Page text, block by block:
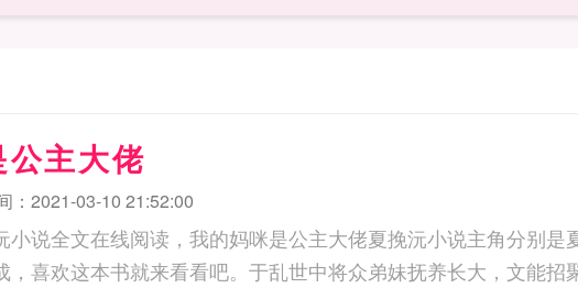
主大佬
：2021-03-10 21:52:00
小说全文在线阅读，我的妈咪是公主大佬夏挽沅小说主角分别是
，喜欢这本书就来看看吧。于乱世中将众弟妹抚养长大，文能招